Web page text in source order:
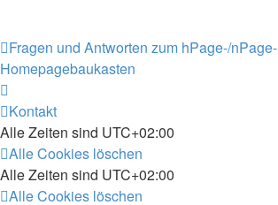
Fragen und Antworten zum hPage-/nPage-
Homepagebaukasten
Kontakt
Alle Zeiten sind UTC+02:00
Alle Cookies löschen
Alle Zeiten sind UTC+02:00
Alle Cookies löschen